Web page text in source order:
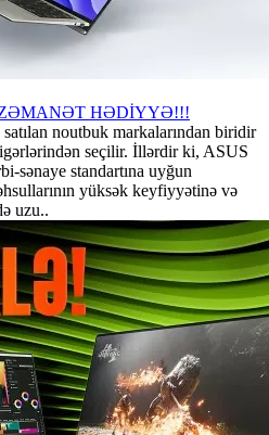
ZƏMANƏT HƏDİYYƏ!!!
noutbuk markalarından biridir
seçilir. İllərdir ki, ASUS
sənaye standartına uyğun
yüksək keyfiyyətinə və
uzu..